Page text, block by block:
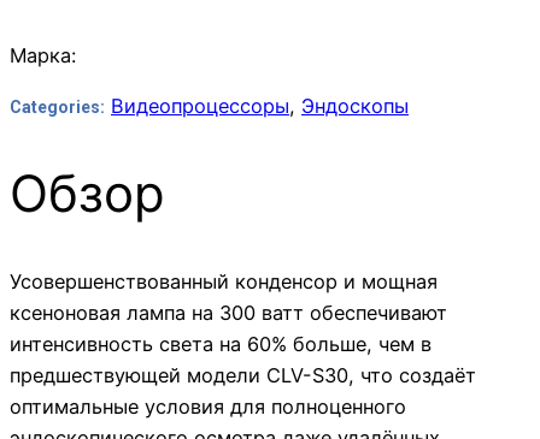
Марка:
Categories: Видеопроцессоры, Эндоскопы
Обзор
Усовершенствованный конденсор и мощная
ксеноновая лампа на 300 ватт обеспечивают
интенсивность света на 60% больше, чем в
предшествующей модели CLV-S30, что создаёт
оптимальные условия для полноценного